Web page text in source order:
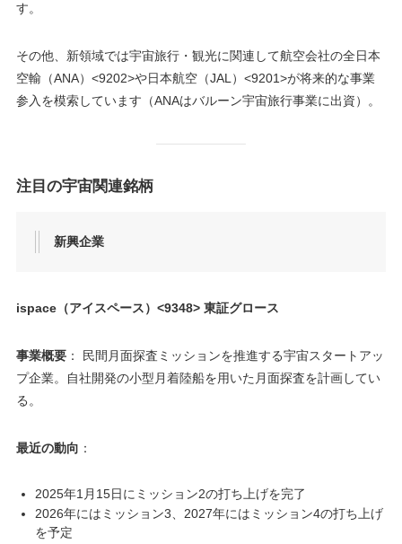
す。
その他、新領域では宇宙旅行・観光に関連して航空会社の全日本
空輸（ANA）<9202>や日本航空（JAL）<9201>が将来的な事業
参入を模索しています（ANAはバルーン宇宙旅行事業に出資）。
注目の宇宙関連銘柄
新興企業
ispace（アイスペース）<9348> 東証グロース
事業概要 ： 民間月面探査ミッションを推進する宇宙スタートアッ
プ企業。自社開発の小型月着陸船を用いた月面探査を計画してい
る。
最近の動向 ：
2025年1月15日にミッション2の打ち上げを完了
2026年にはミッション3、2027年にはミッション4の打ち上げ
を予定